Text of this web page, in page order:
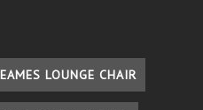
EAMES LOUNGE CHAIR